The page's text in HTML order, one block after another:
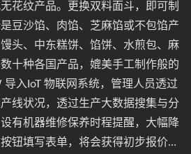
花纹产品。更换双料面斗，即可制
豆沙馅、肉馅、芝麻馅或不包馅产
头、中东糕饼、馅饼、水煎包、麻
十种各国产品，媲美手工制作般的
导入IoT 物联网系统，管理人员透过
线状况，透过生产大数据搜集与分
有机器维修保养时程提醒，大幅降
钮填写表单，将会获得初步报价，